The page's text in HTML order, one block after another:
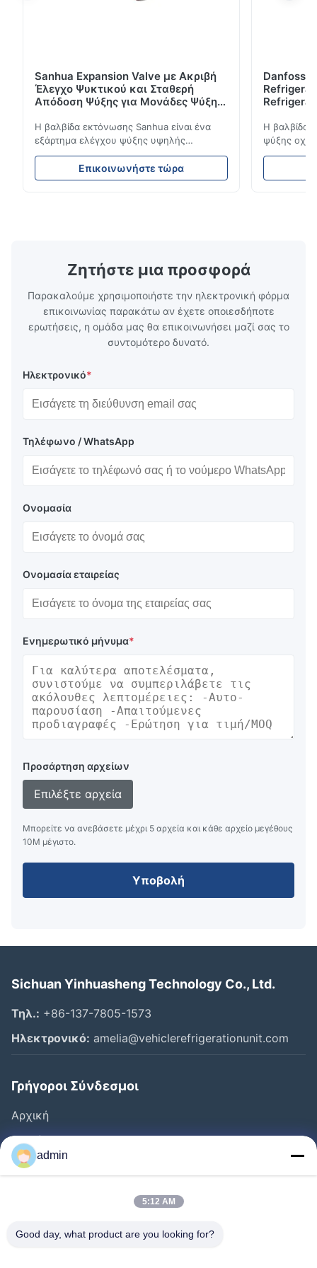
Sanhua Expansion Valve με Ακριβή
Έλεγχο Ψυκτικού και Σταθερή
Απόδοση Ψύξης για Μονάδες Ψύξης
Η βαλβίδα εκτόνωσης Sanhua είναι ένα
εξάρτημα ελέγχου ψύξης υψηλής
απόδοσης που έχει σχεδιαστεί για μονάδες
ψύξης φορτηγών, φορτηγά-ψυγεία και
συστήματα μεταφοράς με κρύα αλυσίδα.
Επικοινωνήστε τώρα
Danfoss
Η βαλβίδα
ψύξης
ροή του
απόδοση.
Ζητήστε μια προσφορά
Παρακαλούμε χρησιμοποιήστε την ηλεκτρονική φόρμα
επικοινωνίας παρακάτω αν έχετε οποιεσδήποτε
ερωτήσεις, η ομάδα μας θα επικοινωνήσει μαζί σας το
συντομότερο δυνατό.
Ηλεκτρονικό*
Τηλέφωνο / WhatsApp
Ονομασία
Ονομασία εταιρείας
Ενημερωτικό μήνυμα*
Προσάρτηση αρχείων
Επιλέξτε αρχεία
Μπορείτε να ανεβάσετε μέχρι 5 αρχεία και κάθε αρχείο μεγέθους
10M μέγιστο.
Υποβολή
Sichuan Yinhuasheng Technology Co., Ltd.
Τηλ.: +86-137-7805-1573
Ηλεκτρονικό: amelia@vehiclerefrigerationunit.com
Γρήγοροι Σύνδεσμοι
Αρχική
Προϊόντα
Βίντεο
Έλεγχος Ποιότητας
admin
5:12 AM
Good day, what product are you looking for?